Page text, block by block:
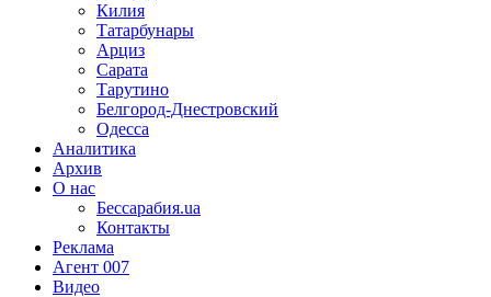
Килия
Татарбунары
Арциз
Сарата
Тарутино
Белгород-Днестровский
Одесса
Аналитика
Архив
О нас
Бессарабия.ua
Контакты
Реклама
Агент 007
Видео